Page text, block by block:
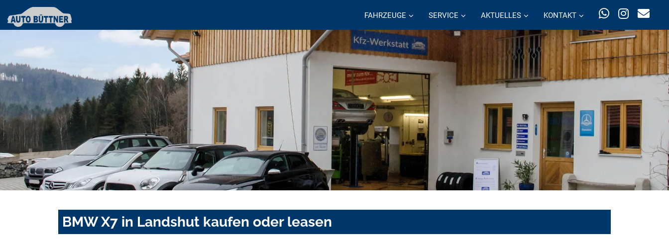
FAHRZEUGE SERVICE AKTUELLES KONTAKT
BMW X7 in Landshut kaufen oder leasen